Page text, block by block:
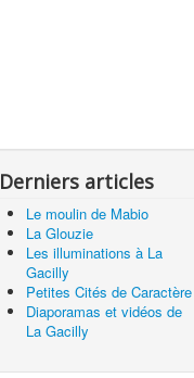
Derniers articles
Le moulin de Mabio
La Glouzie
Les illuminations à La
Gacilly
Petites Cités de Caractère
Diaporamas et vidéos de
La Gacilly